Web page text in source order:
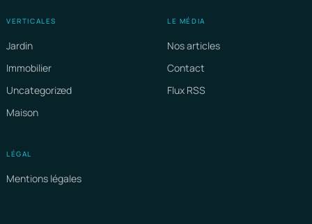
VERTICALES
Jardin
Immobilier
Uncategorized
Maison
LE MÉDIA
Nos articles
Contact
Flux RSS
LÉGAL
Mentions légales